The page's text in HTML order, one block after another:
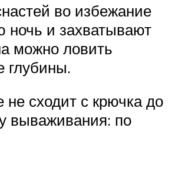
во избежание
ночь и захватывают
можно ловить
глубины.
сходит с крючка до
вываживания: по